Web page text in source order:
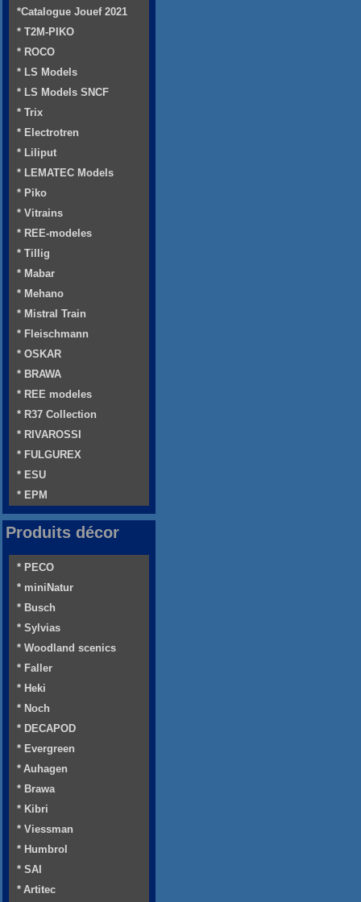
*Catalogue Jouef 2021
* T2M-PIKO
* ROCO
* LS Models
* LS Models SNCF
* Trix
* Electrotren
* Liliput
* LEMATEC Models
* Piko
* Vitrains
* REE-modeles
* Tillig
* Mabar
* Mehano
* Mistral Train
* Fleischmann
* OSKAR
* BRAWA
* REE modeles
* R37 Collection
* RIVAROSSI
* FULGUREX
* ESU
* EPM
Produits décor
* PECO
* miniNatur
* Busch
* Sylvias
* Woodland scenics
* Faller
* Heki
* Noch
* DECAPOD
* Evergreen
* Auhagen
* Brawa
* Kibri
* Viessman
* Humbrol
* SAI
* Artitec